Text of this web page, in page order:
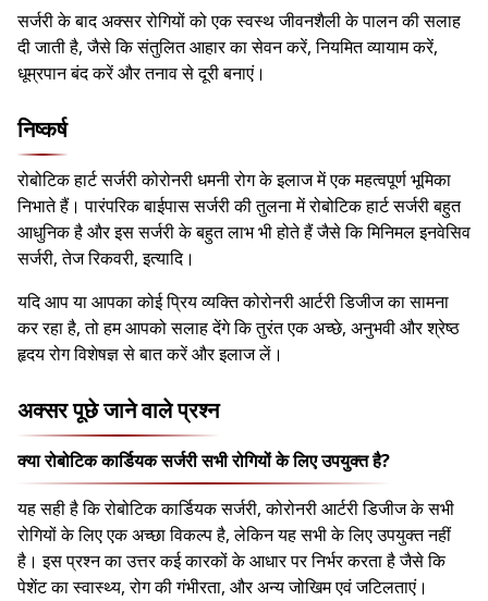
सर्जरी के बाद अक्सर रोगियों को एक स्वस्थ जीवनशैली के पालन की सलाह
दी जाती है, जैसे कि संतुलित आहार का सेवन करें, नियमित व्यायाम करें,
धूम्रपान बंद करें और तनाव से दूरी बनाएं।
निष्कर्ष
रोबोटिक हार्ट सर्जरी कोरोनरी धमनी रोग के इलाज में एक महत्वपूर्ण भूमिका
निभाते हैं। पारंपरिक बाईपास सर्जरी की तुलना में रोबोटिक हार्ट सर्जरी बहुत
आधुनिक है और इस सर्जरी के बहुत लाभ भी होते हैं जैसे कि मिनिमल इनवेसिव
सर्जरी, तेज रिकवरी, इत्यादि।
यदि आप या आपका कोई प्रिय व्यक्ति कोरोनरी आर्टरी डिजीज का सामना
कर रहा है, तो हम आपको सलाह देंगे कि तुरंत एक अच्छे, अनुभवी और श्रेष्ठ
हृदय रोग विशेषज्ञ से बात करें और इलाज लें।
अक्सर पूछे जाने वाले प्रश्न
क्या रोबोटिक कार्डियक सर्जरी सभी रोगियों के लिए उपयुक्त है?
यह सही है कि रोबोटिक कार्डियक सर्जरी, कोरोनरी आर्टरी डिजीज के सभी
रोगियों के लिए एक अच्छा विकल्प है, लेकिन यह सभी के लिए उपयुक्त नहीं
है। इस प्रश्न का उत्तर कई कारकों के आधार पर निर्भर करता है जैसे कि
पेशेंट का स्वास्थ्य, रोग की गंभीरता, और अन्य जोखिम एवं जटिलताएं।